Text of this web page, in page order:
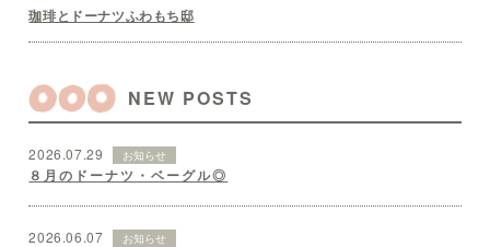
珈琲とドーナツふわもち邸
NEW POSTS
2026.07.29 お知らせ
８月のドーナツ・ベーグル◎
2026.06.07 お知らせ